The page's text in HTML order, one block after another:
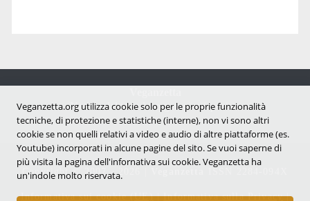
Notizie dal mondo vegan e antispecista
Copyright © 2007 - 2026 |
Informativa sui cookie (UE)|Informativa sulla Privacy|
Veganzetta.org utilizza cookie solo per le proprie funzionalità
tecniche, di protezione e statistiche (interne), non vi sono altri
cookie se non quelli relativi a video e audio di altre piattaforme (es.
Youtube) incorporati in alcune pagine del sito. Se vuoi saperne di
più visita la pagina dell'infornativa sui cookie. Veganzetta ha
un'indole molto riservata.